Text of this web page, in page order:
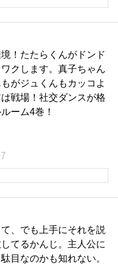
！たたらくんがドンド
クします。真子ちゃん
がジュくんもカッコよ
戦場！社交ダンスが格
ーム4巻！
、でも上手にそれを説
てるかんじ。主人公に
目なのかも知れない。